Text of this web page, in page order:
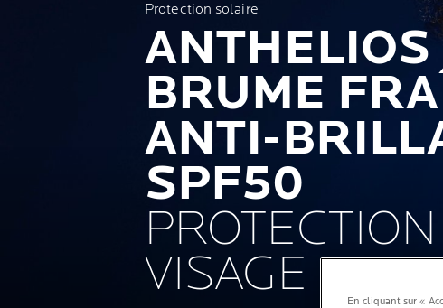
Protection solaire
ANTHELIOS
BRUME
ANTI-
SPF50
VISAGE
En cliquant sur «